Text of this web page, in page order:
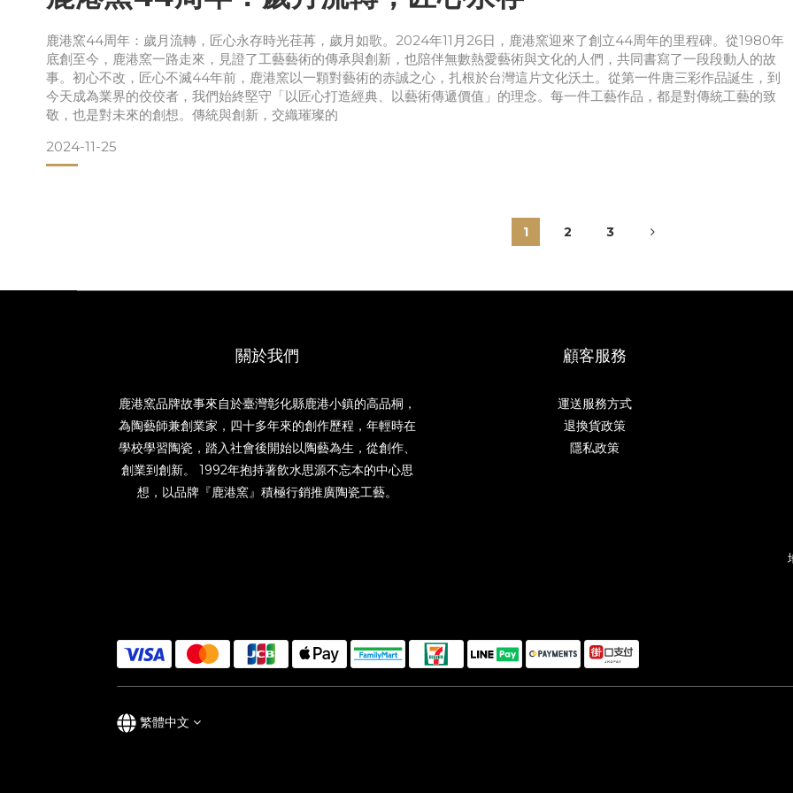
鹿港窯44周年：歲月流轉，匠心永存時光荏苒，歲月如歌。2024年11月26日，鹿港窯迎來了創立44周年的里程碑。從1980年
底創至今，鹿港窯一路走來，見證了工藝藝術的傳承與創新，也陪伴無數熱愛藝術與文化的人們，共同書寫了一段段動人的故
事。初心不改，匠心不滅44年前，鹿港窯以一顆對藝術的赤誠之心，扎根於台灣這片文化沃土。從第一件唐三彩作品誕生，到
今天成為業界的佼佼者，我們始終堅守「以匠心打造經典、以藝術傳遞價值」的理念。每一件工藝作品，都是對傳統工藝的致
敬，也是對未來的創想。傳統與創新，交織璀璨的
2024-11-25
1 2 3
關於我們
鹿港窯品牌故事來自於臺灣彰化縣鹿港小鎮的高品桐，
為陶藝師兼創業家，四十多年來的創作歷程，年輕時在
學校學習陶瓷，踏入社會後開始以陶藝為生，從創作、
創業到創新。 1992年抱持著飲水思源不忘本的中心思
想，以品牌『鹿港窯』積極行銷推廣陶瓷工藝。
顧客服務
運送服務方式
退換貨政策
隱私政策
繁體中文